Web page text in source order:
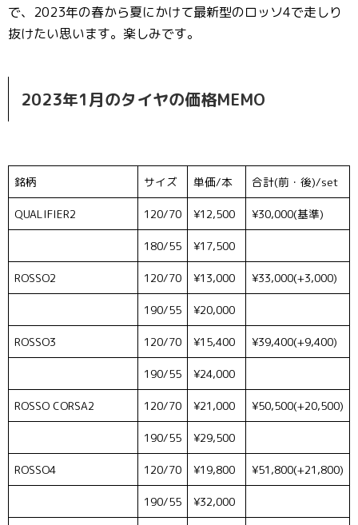
で、2023年の春から夏にかけて最新型のロッソ4で走しり
抜けたい思います。楽しみです。
2023年1月のタイヤの価格MEMO
銘柄 サイズ 単価/本 合計(前・後)/set
QUALIFIER2 120/70 ¥12,500 ¥30,000(基準)
180/55 ¥17,500
ROSSO2 120/70 ¥13,000 ¥33,000(+3,000)
190/55 ¥20,000
ROSSO3 120/70 ¥15,400 ¥39,400(+9,400)
190/55 ¥24,000
ROSSO CORSA2 120/70 ¥21,000 ¥50,500(+20,500)
190/55 ¥29,500
ROSSO4 120/70 ¥19,800 ¥51,800(+21,800)
190/55 ¥32,000